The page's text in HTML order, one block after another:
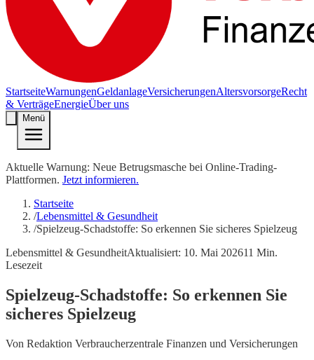
StartseiteWarnungenGeldanlageVersicherungenAltersvorsorgeRecht
& VerträgeEnergieÜber uns
Menü
Aktuelle Warnung: Neue Betrugsmasche bei Online-Trading-
Plattformen. Jetzt informieren.
Startseite
/Lebensmittel & Gesundheit
/Spielzeug-Schadstoffe: So erkennen Sie sicheres Spielzeug
Lebensmittel & GesundheitAktualisiert: 10. Mai 202611 Min.
Lesezeit
Spielzeug-Schadstoffe: So erkennen Sie
sicheres Spielzeug
Von Redaktion Verbraucherzentrale Finanzen und Versicherungen